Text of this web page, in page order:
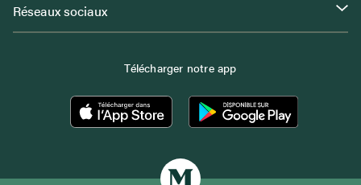
Réseaux sociaux
Télécharger notre app